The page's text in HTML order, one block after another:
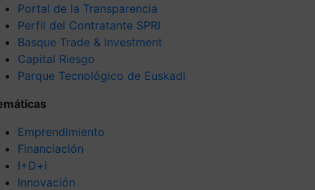
Portal de la Transparencia
Perfil del Contratante SPRI
Basque Trade & Investment
Capital Riesgo
Parque Tecnológico de Euskadi
Emprendimiento
Financiación
I+D+i
Innovación